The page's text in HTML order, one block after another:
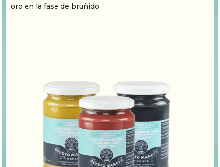
oro en la fase de bruñido.